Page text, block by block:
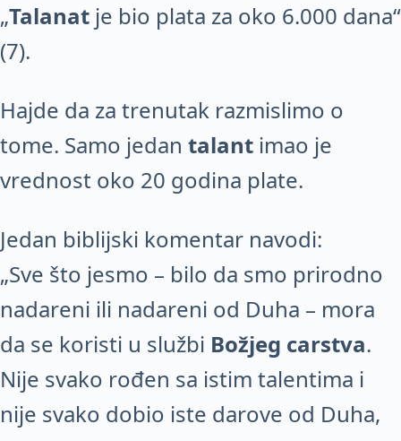
„Talanat je bio plata za oko 6.000 dana“
(7).
Hajde da za trenutak razmislimo o
tome. Samo jedan talant imao je
vrednost oko 20 godina plate.
Jedan biblijski komentar navodi:
„Sve što jesmo – bilo da smo prirodno
nadareni ili nadareni od Duha – mora
da se koristi u službi Božjeg carstva.
Nije svako rođen sa istim talentima i
nije svako dobio iste darove od Duha,